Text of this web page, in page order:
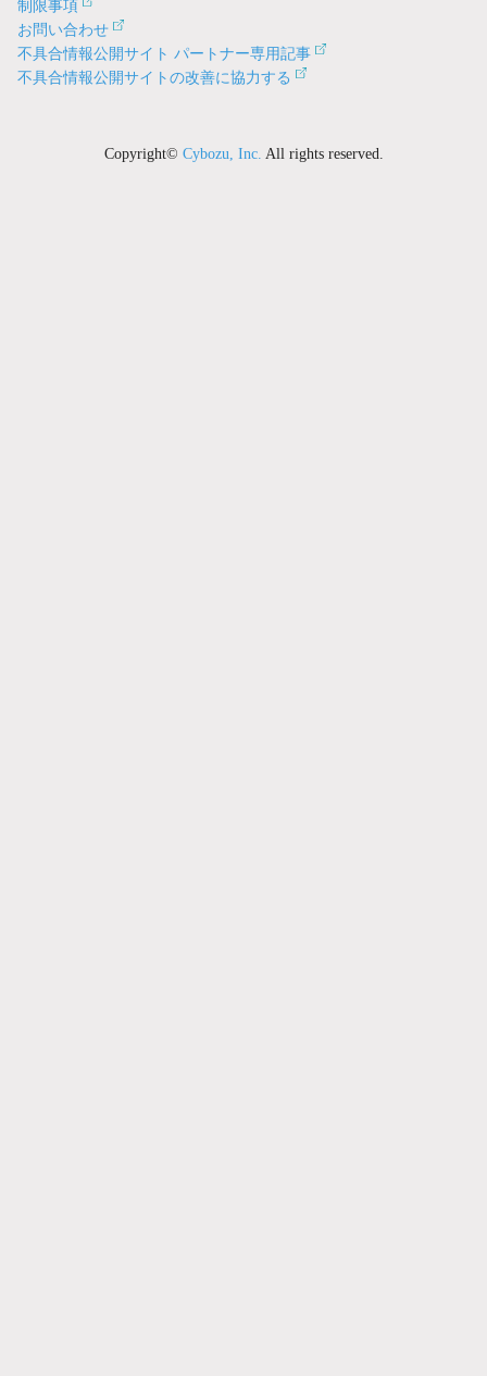
制限事項
お問い合わせ
不具合情報公開サイト パートナー専用記事
不具合情報公開サイトの改善に協力する
Copyright© Cybozu, Inc. All rights reserved.